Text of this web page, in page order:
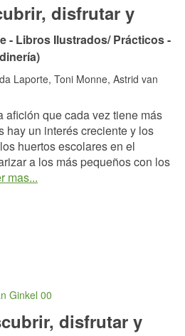
disfrutar y
- Libros Ilustrados/ Prácticos -
Laporte, Toni Monne, Astrid van
afición que cada vez tiene más
hay un interés creciente y los
huertos escolares en el
a los más pequeños con los
mas...
disfrutar y